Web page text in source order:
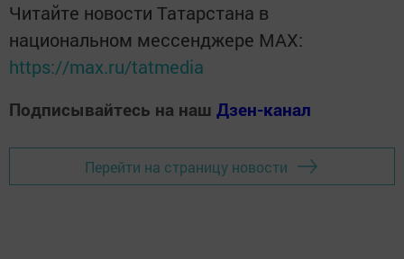
Читайте новости Татарстана в
национальном мессенджере MАХ:
https://max.ru/tatmedia
Подписывайтесь на наш Дзен-канал
Перейти на страницу новости